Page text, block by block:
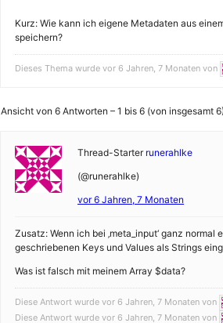
Kurz: Wie kann ich eigene Metadaten aus
speichern?
Dieses Thema wurde vor 6 Jahren, 7 Monaten von
Ansicht von 6 Antworten – 1 bis 6 (von insgesamt 6)
Thread-Starter runerahlke
(@runerahlke)
vor 6 Jahren, 7 Monaten
Zusatz: Wenn ich bei ‚meta_input‘ ganz normal
geschriebenen Keys und Values als Strings
Was ist falsch mit meinem Array $data?
Diese Antwort wurde vor 6 Jahren, 7 Monaten von
Diese Antwort wurde vor 6 Jahren, 7 Monaten von